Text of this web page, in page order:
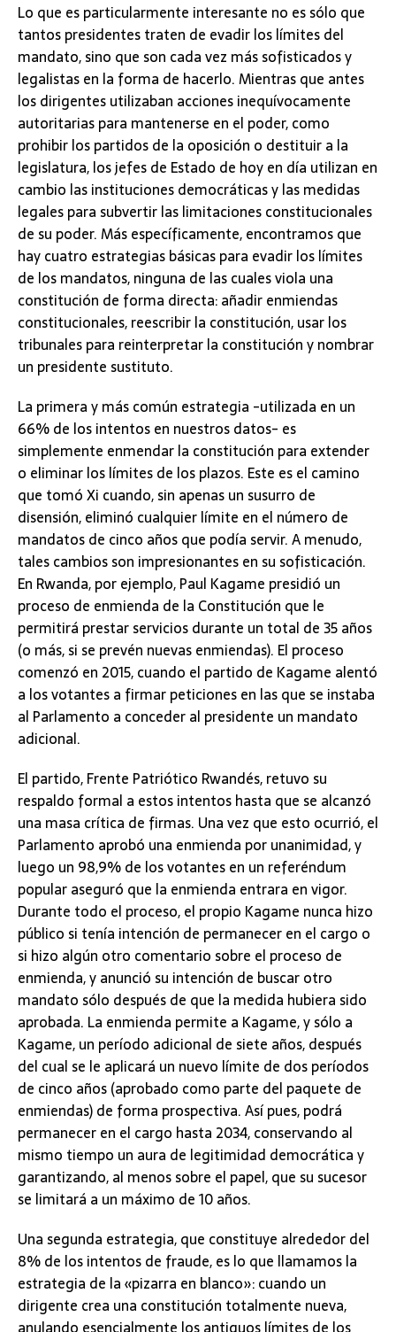
Lo que es particularmente interesante no es sólo que
tantos presidentes traten de evadir los límites del
mandato, sino que son cada vez más sofisticados y
legalistas en la forma de hacerlo. Mientras que antes
los dirigentes utilizaban acciones inequívocamente
autoritarias para mantenerse en el poder, como
prohibir los partidos de la oposición o destituir a la
legislatura, los jefes de Estado de hoy en día utilizan en
cambio las instituciones democráticas y las medidas
legales para subvertir las limitaciones constitucionales
de su poder. Más específicamente, encontramos que
hay cuatro estrategias básicas para evadir los límites
de los mandatos, ninguna de las cuales viola una
constitución de forma directa: añadir enmiendas
constitucionales, reescribir la constitución, usar los
tribunales para reinterpretar la constitución y nombrar
un presidente sustituto.
La primera y más común estrategia -utilizada en un
66% de los intentos en nuestros datos- es
simplemente enmendar la constitución para extender
o eliminar los límites de los plazos. Este es el camino
que tomó Xi cuando, sin apenas un susurro de
disensión, eliminó cualquier límite en el número de
mandatos de cinco años que podía servir. A menudo,
tales cambios son impresionantes en su sofisticación.
En Rwanda, por ejemplo, Paul Kagame presidió un
proceso de enmienda de la Constitución que le
permitirá prestar servicios durante un total de 35 años
(o más, si se prevén nuevas enmiendas). El proceso
comenzó en 2015, cuando el partido de Kagame alentó
a los votantes a firmar peticiones en las que se instaba
al Parlamento a conceder al presidente un mandato
adicional.
El partido, Frente Patriótico Rwandés, retuvo su
respaldo formal a estos intentos hasta que se alcanzó
una masa crítica de firmas. Una vez que esto ocurrió, el
Parlamento aprobó una enmienda por unanimidad, y
luego un 98,9% de los votantes en un referéndum
popular aseguró que la enmienda entrara en vigor.
Durante todo el proceso, el propio Kagame nunca hizo
público si tenía intención de permanecer en el cargo o
si hizo algún otro comentario sobre el proceso de
enmienda, y anunció su intención de buscar otro
mandato sólo después de que la medida hubiera sido
aprobada. La enmienda permite a Kagame, y sólo a
Kagame, un período adicional de siete años, después
del cual se le aplicará un nuevo límite de dos períodos
de cinco años (aprobado como parte del paquete de
enmiendas) de forma prospectiva. Así pues, podrá
permanecer en el cargo hasta 2034, conservando al
mismo tiempo un aura de legitimidad democrática y
garantizando, al menos sobre el papel, que su sucesor
se limitará a un máximo de 10 años.
Una segunda estrategia, que constituye alrededor del
8% de los intentos de fraude, es lo que llamamos la
estrategia de la «pizarra en blanco»: cuando un
dirigente crea una constitución totalmente nueva,